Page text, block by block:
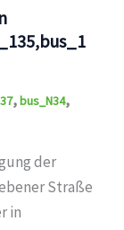
,bus_N34,
der
Straße
in